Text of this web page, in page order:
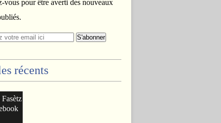
vous pour être averti des nouveaux
récents
Fasètz